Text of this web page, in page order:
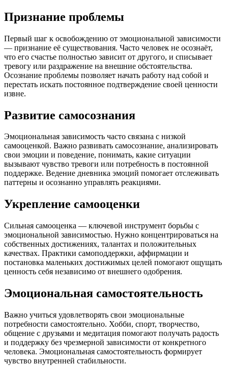
Признание проблемы
Первый шаг к освобождению от эмоциональной зависимости
— признание её существования. Часто человек не осознаёт,
что его счастье полностью зависит от другого, и списывает
тревогу или раздражение на внешние обстоятельства.
Осознание проблемы позволяет начать работу над собой и
перестать искать постоянное подтверждение своей ценности
извне.
Развитие самосознания
Эмоциональная зависимость часто связана с низкой
самооценкой. Важно развивать самосознание, анализировать
свои эмоции и поведение, понимать, какие ситуации
вызывают чувство тревоги или потребность в постоянной
поддержке. Ведение дневника эмоций помогает отслеживать
паттерны и осознанно управлять реакциями.
Укрепление самооценки
Сильная самооценка — ключевой инструмент борьбы с
эмоциональной зависимостью. Нужно концентрироваться на
собственных достижениях, талантах и положительных
качествах. Практики самоподдержки, аффирмации и
постановка маленьких достижимых целей помогают ощущать
ценность себя независимо от внешнего одобрения.
Эмоциональная самостоятельность
Важно учиться удовлетворять свои эмоциональные
потребности самостоятельно. Хобби, спорт, творчество,
общение с друзьями и медитация помогают получать радость
и поддержку без чрезмерной зависимости от конкретного
человека. Эмоциональная самостоятельность формирует
чувство внутренней стабильности.